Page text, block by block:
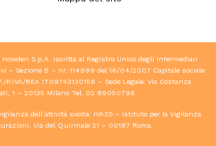
S.p.A. Iscritta al Registro Unico degli Intermediari
– Sezione B – nr. 114899 del 16/04/2007 Capitale sociale
P.IVA/REA IT09743130156 – Sede Legale: via Costanza
1 – 20135 Milano Tel. 02 89050796
dell’attività svolta: IVASS – Istituto per la Vigilanza
Via del Quirinale 21 – 00187 Roma.